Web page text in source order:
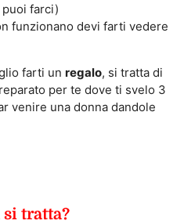
farci)
funzionano devi farti vedere
farti un regalo, si tratta di
per te dove ti svelo 3
venire una donna dandole
tratta?